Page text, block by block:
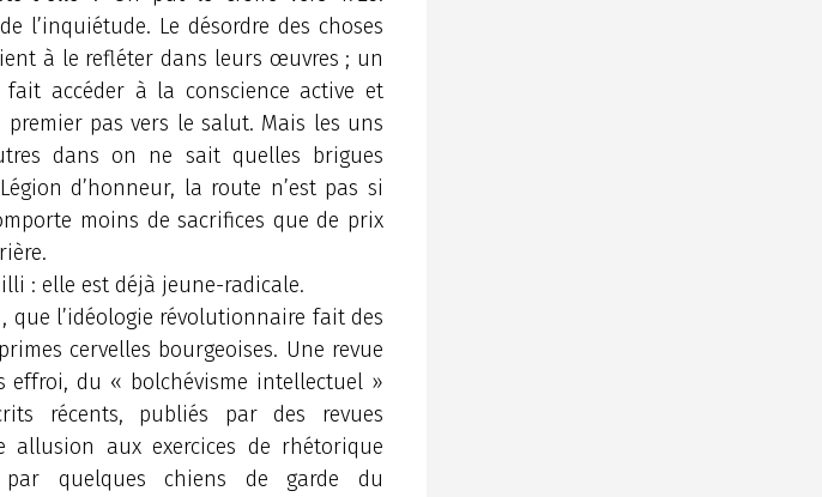
l’inquiétude. Le désordre des choses
à le refléter dans leurs œuvres ; un
accéder à la conscience active et
premier pas vers le salut. Mais les uns
dans on ne sait quelles brigues
d’honneur, la route n’est pas si
moins de sacrifices que de prix
: elle est déjà jeune-radicale.
que l’idéologie révolutionnaire fait des
cervelles bourgeoises. Une revue
du « bolchévisme intellectuel »
récents, publiés par des revues
allusion aux exercices de rhétorique
quelques chiens de garde du